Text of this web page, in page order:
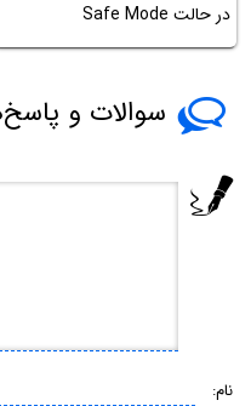
در حالت Safe Mode
سوالات و
نام: